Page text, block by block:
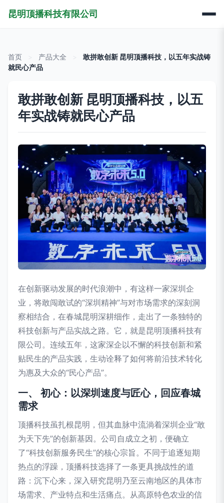
昆明顶播科技有限公司
首页 产品大全
敢拼敢创新 昆明顶播科技，以五年实战铸
就民心产品
敢拼敢创新 昆明顶播科技，以五
年实战铸就民心产品
在创新驱动发展的时代浪潮中，有这样一家深圳企
业，将敢闯敢试的“深圳精神”与对市场需求的深刻洞
察相结合，在春城昆明深耕细作，走出了一条独特的
科技创新与产品实战之路。它，就是昆明顶播科技有
限公司。连续五年，这家深企以不懈的科技创新和紧
贴民生的产品实践，生动诠释了如何将前沿技术转化
为惠及大众的“民心产品”。
一、 初心：以深圳速度与匠心，回应春城
需求
顶播科技虽扎根昆明，但其血脉中流淌着深圳企业“敢
为天下先”的创新基因。公司自成立之初，便确立
了“科技创新服务民生”的核心宗旨。不同于追逐短期
热点的浮躁，顶播科技选择了一条更具挑战性的道
路：沉下心来，深入研究昆明乃至云南地区的具体市
场需求、产业特点和生活痛点。从高原特色农业的信